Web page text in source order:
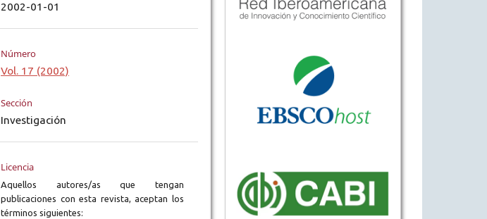
2002-01-01
Número
Vol. 17 (2002)
Sección
Investigación
Licencia
Aquellos autores/as que tengan
publicaciones con esta revista, aceptan los
términos siguientes: